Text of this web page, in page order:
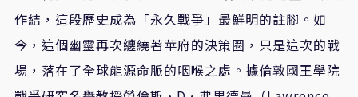
作結，這段歷史成為「永久戰爭」最鮮明的註腳。如
今，這個幽靈再次纏繞著華府的決策圈，只是這次的戰
場，落在了全球能源命脈的咽喉之處。據倫敦國王學院